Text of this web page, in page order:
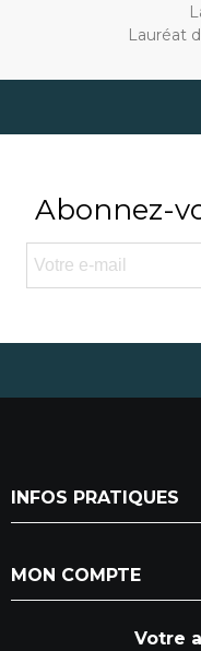
Lauréat
Abonnez-
INFOS PRATIQUES
MON COMPTE
Votre